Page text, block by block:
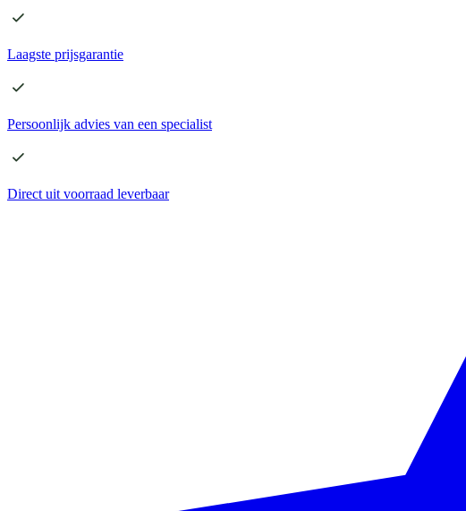
Laagste prijsgarantie
Persoonlijk advies van een specialist
Direct uit voorraad leverbaar